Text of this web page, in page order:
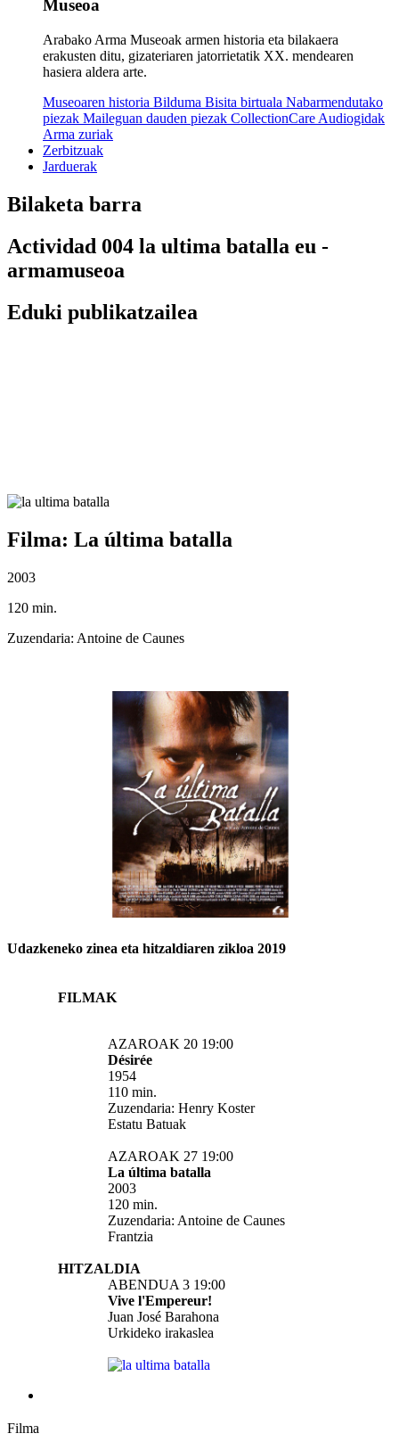
Museoa
Arabako Arma Museoak armen historia eta bilakaera
erakusten ditu, gizateriaren jatorrietatik XX. mendearen
hasiera aldera arte.
Museoaren historia Bilduma Bisita birtuala Nabarmendutako
piezak Maileguan dauden piezak CollectionCare Audiogidak
Arma zuriak
Zerbitzuak
Jarduerak
Bilaketa barra
Actividad 004 la ultima batalla eu -
armamuseoa
Eduki publikatzailea
Filma: La última batalla
2003
120 min.
Zuzendaria: Antoine de Caunes
Udazkeneko zinea eta hitzaldiaren zikloa 2019
FILMAK
AZAROAK 20 19:00
Désirée
1954
110 min.
Zuzendaria:Henry Koster
Estatu Batuak
AZAROAK 27 19:00
La última batalla
2003
120 min.
Zuzendaria: Antoine de Caunes
Frantzia
HITZALDIA
ABENDUA 3 19:00
Vive l'Empereur!
Juan José Barahona
Urkideko irakaslea
Filma